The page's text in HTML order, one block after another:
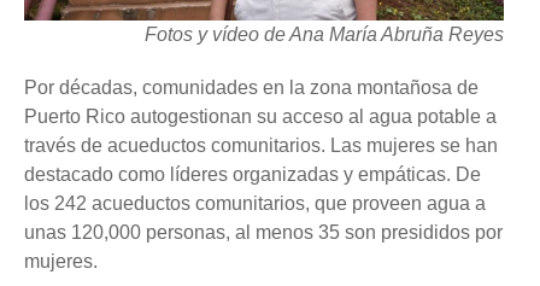
Fotos y vídeo de Ana María Abruña Reyes
Por décadas, comunidades en la zona montañosa de
Puerto Rico autogestionan su acceso al agua potable a
través de acueductos comunitarios. Las mujeres se han
destacado como líderes organizadas y empáticas. De
los 242 acueductos comunitarios, que proveen agua a
unas 120,000 personas, al menos 35 son presididos por
mujeres.